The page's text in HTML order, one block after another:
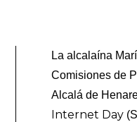
La alcalaína
Comisiones de
Alcalá de
Internet Day